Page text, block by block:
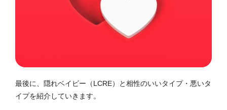
最後に、隠れベイビー（LCRE）と相性のいいタイプ・悪いタ
イプを紹介していきます。